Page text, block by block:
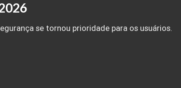
se tornou prioridade para os usuários.